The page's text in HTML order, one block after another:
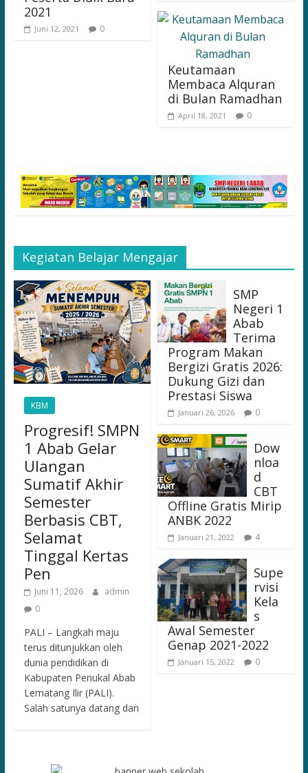
2021
Juni 12, 2021 0
Keutamaan
Membaca Alquran
di Bulan Ramadhan
April 18, 2021 0
Kegiatan Belajar Mengajar
KBM
Progresif! SMPN
1 Abab Gelar
Ulangan
Sumatif Akhir
Semester
Berbasis CBT,
Selamat
Tinggal Kertas
Pen
Juni 11, 2026
admin
0
PALI – Langkah maju
terus ditunjukkan oleh
dunia pendidikan di
Kabupaten Penukal Abab
Lematang Ilir (PALI).
Salah satunya datang dari
SMP
Negeri 1
Abab
Terima
Program Makan
Bergizi Gratis 2026:
Dukung Gizi dan
Prestasi Siswa
Januari 26, 2026 0
Dow
nloa
d
CBT
Offline Gratis Mirip
ANBK 2022
Januari 21, 2022 4
Supe
rvisi
Kela
s
Awal Semester
Genap 2021-2022
Januari 15, 2022 0